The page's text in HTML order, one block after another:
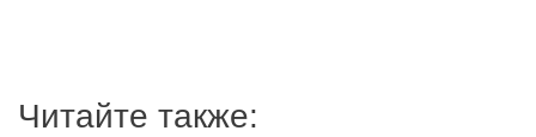
Читайте также: